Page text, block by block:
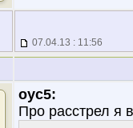
07.04.13 : 11:56
оус5:
Про расстрел я